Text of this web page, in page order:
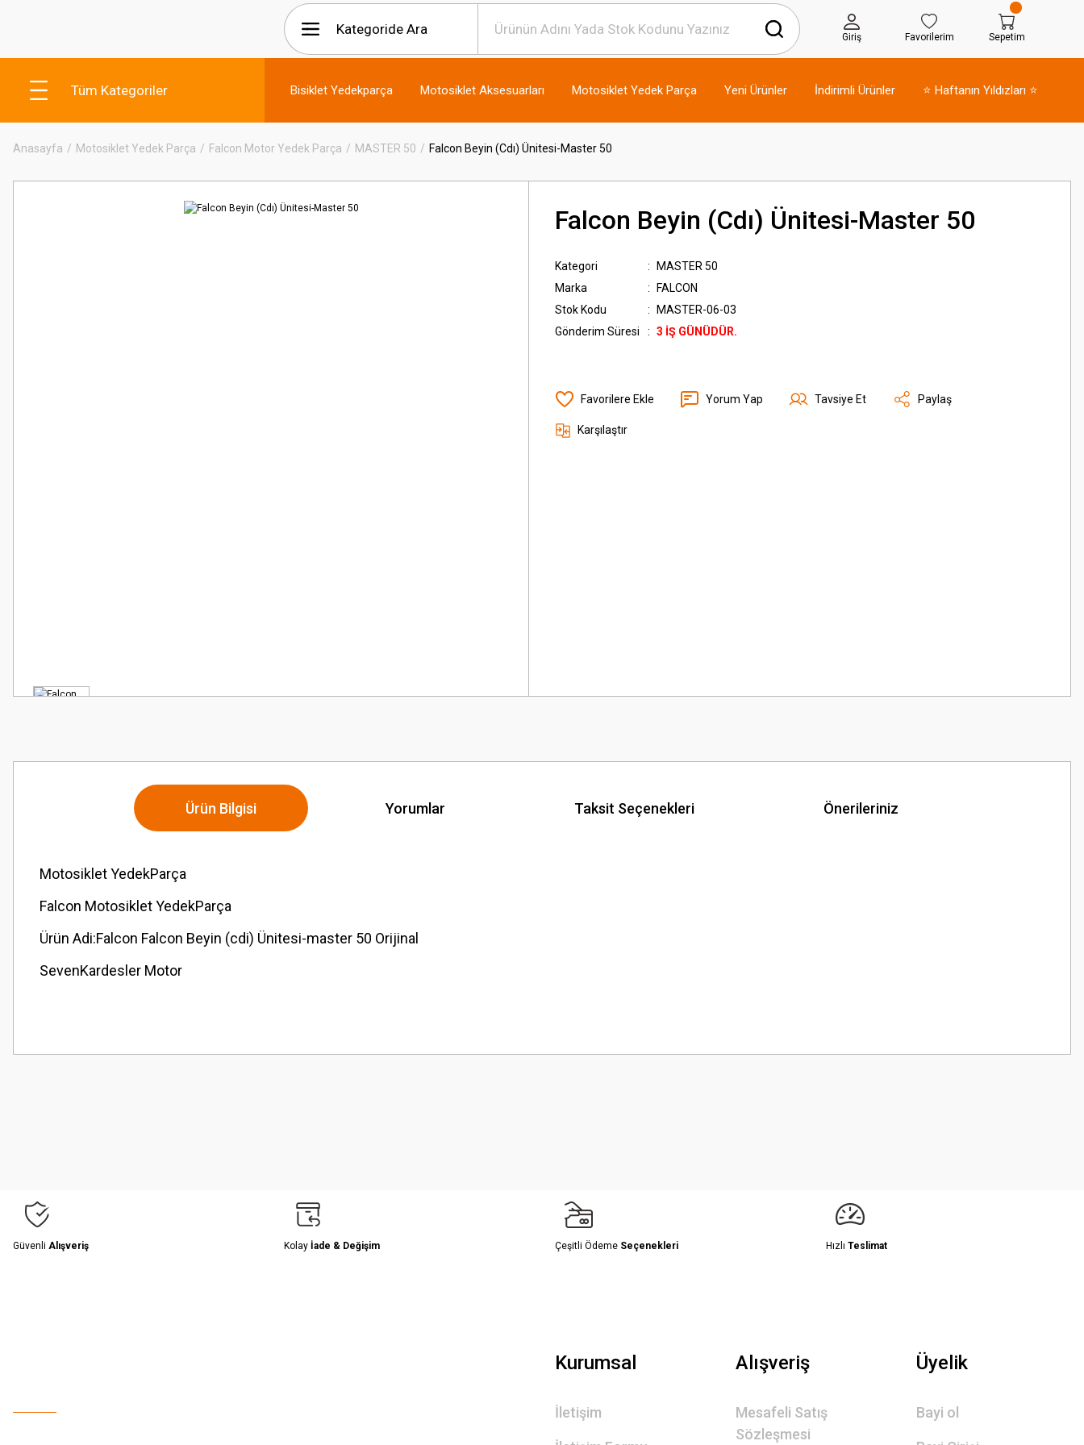
Giriş Favorilerim Sepetim
Tüm Kategoriler Bisiklet Yedekparça Motosiklet Aksesuarları Motosiklet Yedek Parça Yeni Ürünler İndirimli Ürünler ⭐ Haftanın Yıldızları ⭐
Anasayfa Motosiklet Yedek Parça Falcon Motor Yedek Parça MASTER 50 Falcon Beyin (Cdı) Ünitesi-Master 50
Falcon Beyin (Cdı) Ünitesi-Master 50
Kategori
MASTER 50
Marka
FALCON
Stok Kodu
MASTER-06-03
Gönderim Süresi
3 İŞ GÜNÜDÜR.
Yorum Yap Tavsiye Et Paylaş
Karşılaştır
Ürün Bilgisi Yorumlar Taksit Seçenekleri Önerileriniz
Motosiklet YedekParça
Falcon Motosiklet YedekParça
Ürün Adi:Falcon Falcon Beyin (cdi) Ünitesi-master 50 Orijinal
SevenKardesler Motor
Görüş ve önerileriniz için teşekkür ederiz.
Güvenli Alışveriş Kolay İade & Değişim Çeşitli Ödeme Seçenekleri Hızlı Teslimat
Kurumsal
İletişim
Alışveriş
Mesafeli Satış
Sözleşmesi
Üyelik
Bayi ol